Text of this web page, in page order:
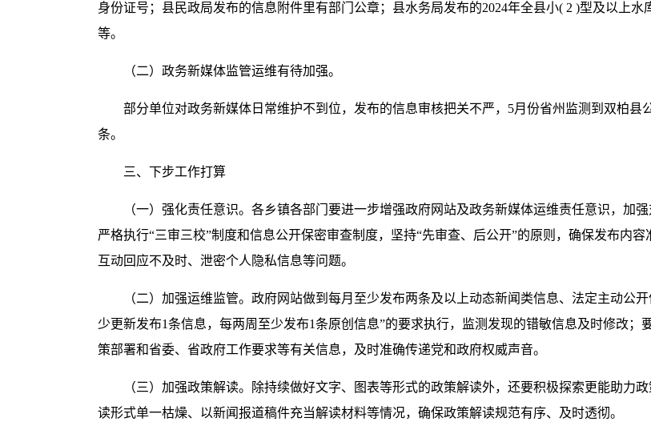
身份证号；县民政局发布的信息附件里有部门公章；县水务局发布的2024年全县小( 2 )型及以上
等。
（二）政务新媒体监管运维有待加强。
部分单位对政务新媒体日常维护不到位，发布的信息审核把关不严，5月份省州监测到双柏
条。
三、下步工作打算
（一）强化责任意识。各乡镇各部门要进一步增强政府网站及政务新媒体运维责任意识，加
严格执行“三审三校”制度和信息公开保密审查制度，坚持“先审查、后公开”的原则，确保发布内
互动回应不及时、泄密个人隐私信息等问题。
（二）加强运维监管。政府网站做到每月至少发布两条及以上动态新闻类信息、法定主动公
少更新发布1条信息，每两周至少发布1条原创信息”的要求执行，监测发现的错敏信息及时修改
策部署和省委、省政府工作要求等有关信息，及时准确传递党和政府权威声音。
（三）加强政策解读。除持续做好文字、图表等形式的政策解读外，还要积极探索更能助力
读形式单一枯燥、以新闻报道稿件充当解读材料等情况，确保政策解读规范有序、及时透彻。